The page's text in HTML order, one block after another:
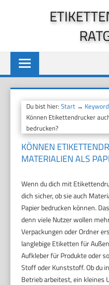
Du bist hier:Start →
Können Etikettendrucker
bedrucken?
KÖNNEN
MATERIALIEN ALS
Wenn du dich mit
dich sicher, ob sie auch
Papier bedrucken können.
denn viele Nutzer wollen
Verpackungen oder Ordner
langlebige Etiketten für
Aufkleber für Produkte oder
Stoff oder Kunststoff. Ob du
Betrieb arbeitest, ein